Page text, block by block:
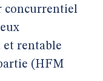
concurrentiel
et rentable
(HFM